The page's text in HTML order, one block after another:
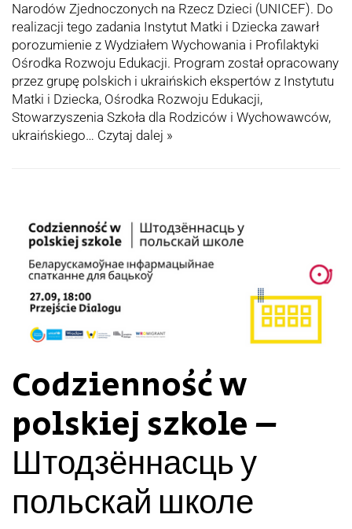
Narodów Zjednoczonych na Rzecz Dzieci (UNICEF). Do
realizacji tego zadania Instytut Matki i Dziecka zawarł
porozumienie z Wydziałem Wychowania i Profilaktyki
Ośrodka Rozwoju Edukacji. Program został opracowany
przez grupę polskich i ukraińskich ekspertów z Instytutu
Matki i Dziecka, Ośrodka Rozwoju Edukacji,
Stowarzyszenia Szkoła dla Rodziców i Wychowawców,
ukraińskiego… Czytaj dalej »
Codzienność w
polskiej szkole –
Штодзённасць у
польскай школе